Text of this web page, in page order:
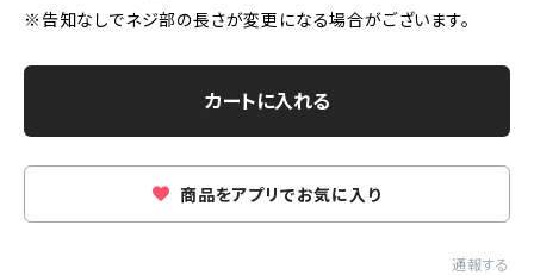
※告知なしでネジ部の長さが変更になる場合がございます。
カートに入れる
商品をアプリでお気に入り
通報する